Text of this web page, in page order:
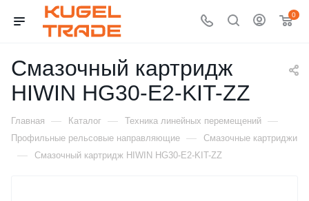
0
Смазочный картридж
HIWIN HG30-E2-KIT-ZZ
Главная — Каталог — Техника линейных перемещений —
Профильные рельсовые направляющие — Смазочные картриджи
— Смазочный картридж HIWIN HG30-E2-KIT-ZZ